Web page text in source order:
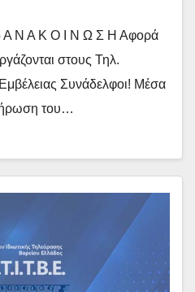
Α Ν Α Κ Ο Ι Ν Ω Σ Η Αφορά
στους Τηλ.
Συνάδελφοι! Μέσα
του…